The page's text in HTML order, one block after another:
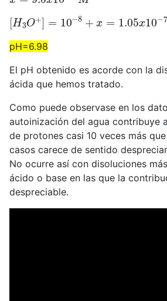
[H3O + 10−8 1.05 x10−7
pH=6.98
El pH obtenido es acorde con la
ácida que hemos tratado.
Como puede observase en los
autoinización del agua contribuye
de protones casi 10 veces más
casos carece de sentido
No ocurre así con disoluciones
ácido o base en las que la
despreciable.